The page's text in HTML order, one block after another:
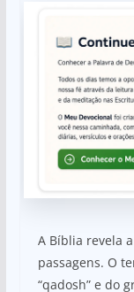
A Bíblia revela
passagens. O
“qadosh” e do